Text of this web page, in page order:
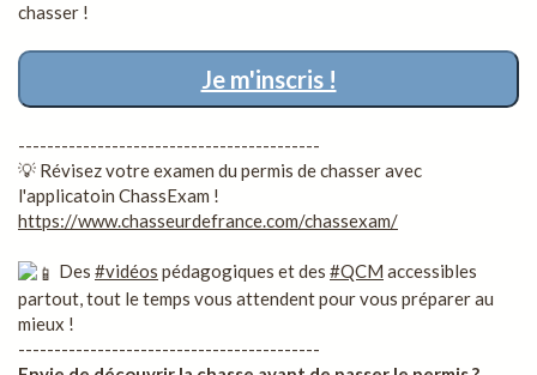
chasser !
Je m'inscris !
------------------------------------------
💡 Révisez votre examen du permis de chasser avec
l'applicatoin ChassExam !
https://www.chasseurdefrance.com/chassexam/
Des #vidéos pédagogiques et des #QCM accessibles
partout, tout le temps vous attendent pour vous préparer au
mieux !
------------------------------------------